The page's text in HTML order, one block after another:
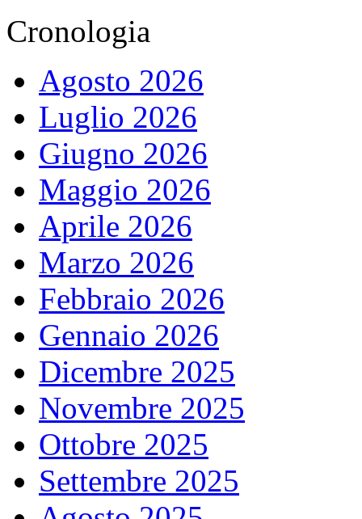
Cronologia
Agosto 2026
Luglio 2026
Giugno 2026
Maggio 2026
Aprile 2026
Marzo 2026
Febbraio 2026
Gennaio 2026
Dicembre 2025
Novembre 2025
Ottobre 2025
Settembre 2025